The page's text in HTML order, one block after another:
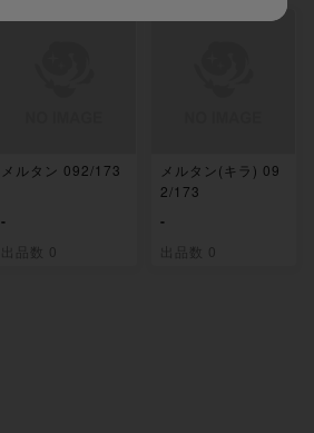
メルタン 092/173
-
出品数 0
メルタン(キラ) 09
2/173
-
出品数 0